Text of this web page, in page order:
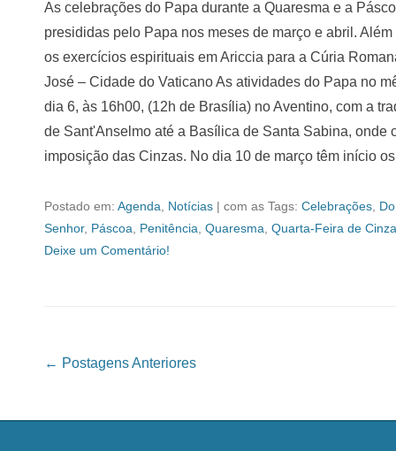
As celebrações do Papa durante a Quaresma e a
presididas pelo Papa nos meses de março e abril.
os exercícios espirituais em Ariccia para a Cúria
José – Cidade do Vaticano As atividades do Papa no
dia 6, às 16h00, (12h de Brasília) no Aventino, com a
de Sant'Anselmo até a Basílica de Santa Sabina, onde
imposição das Cinzas. No dia 10 de março têm início
Postado em: Agenda Notícias | com as Tags: Celebrações
Senhor, Páscoa Penitência Quaresma Quarta-Feira de
Deixe um Comentário!
Navegação das Postagens
← Postagens Anteriores